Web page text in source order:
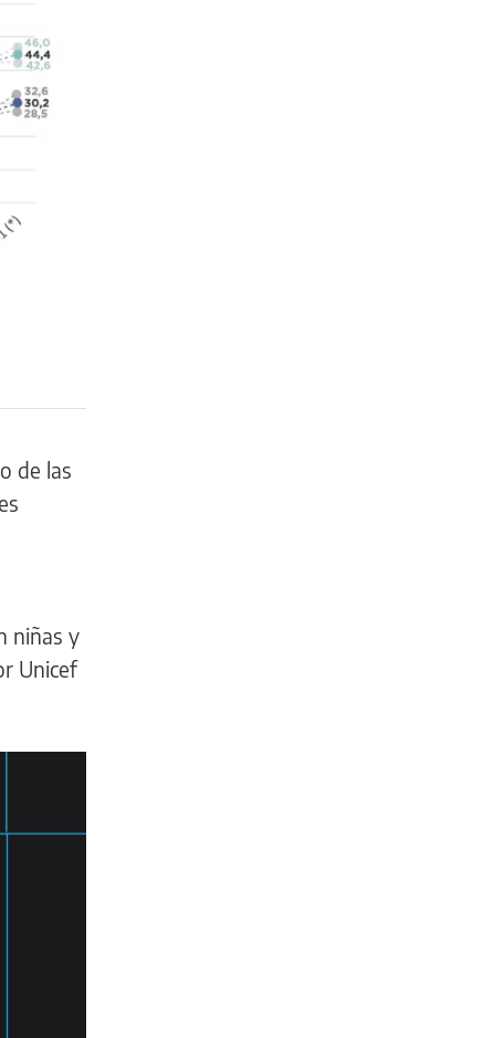
de las
niñas y
Unicef